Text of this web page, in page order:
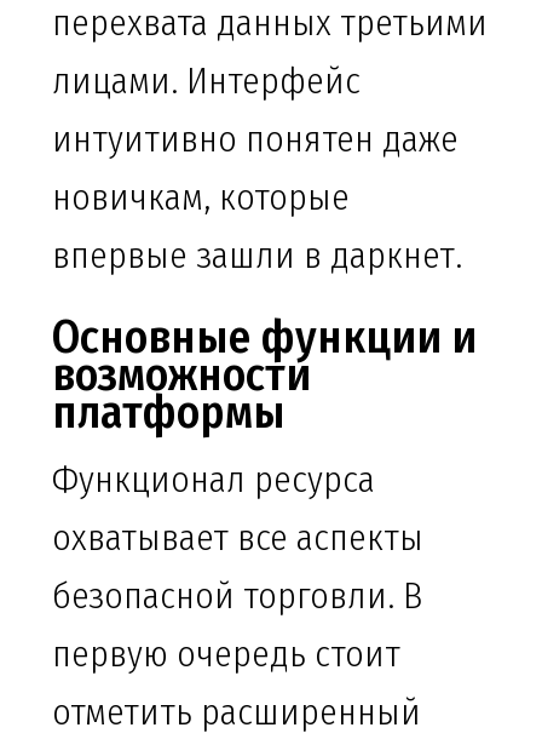
перехвата данных третьими
лицами. Интерфейс
интуитивно понятен даже
новичкам, которые
впервые зашли в даркнет.
Основные функции и
возможности
платформы
Функционал ресурса
охватывает все аспекты
безопасной торговли. В
первую очередь стоит
отметить расширенный